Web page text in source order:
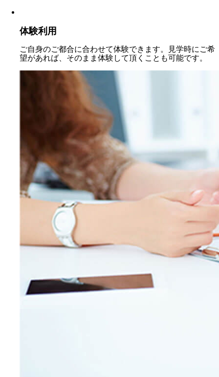
体験利用
ご自身のご都合に合わせて体験できます。見学時にご希
望があれば、そのまま体験して頂くことも可能です。